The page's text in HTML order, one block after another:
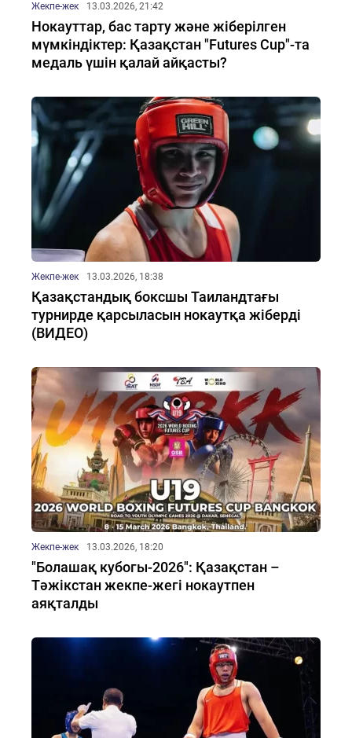
Жекпе-жек 13.03.2026, 21:42
Нокауттар, бас тарту және жіберілген
мүмкіндіктер: Қазақстан "Futures Cup"-та
медаль үшін қалай айқасты?
Жекпе-жек 13.03.2026, 18:38
Қазақстандық боксшы Таиландтағы
турнирде қарсыласын нокаутқа жіберді
(ВИДЕО)
Жекпе-жек 13.03.2026, 18:20
"Болашақ кубогы-2026": Қазақстан –
Тәжікстан жекпе-жегі нокаутпен
аяқталды